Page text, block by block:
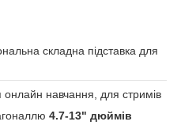
складна підставка для
навчання, для стримів
4.7-13" дюймів